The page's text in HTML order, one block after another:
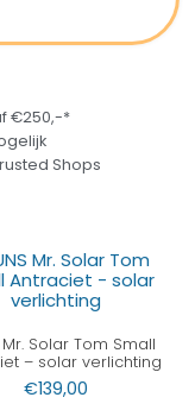
€250,-*
Shops
Mr. Solar Tom Small
– solar verlichting
€139,00